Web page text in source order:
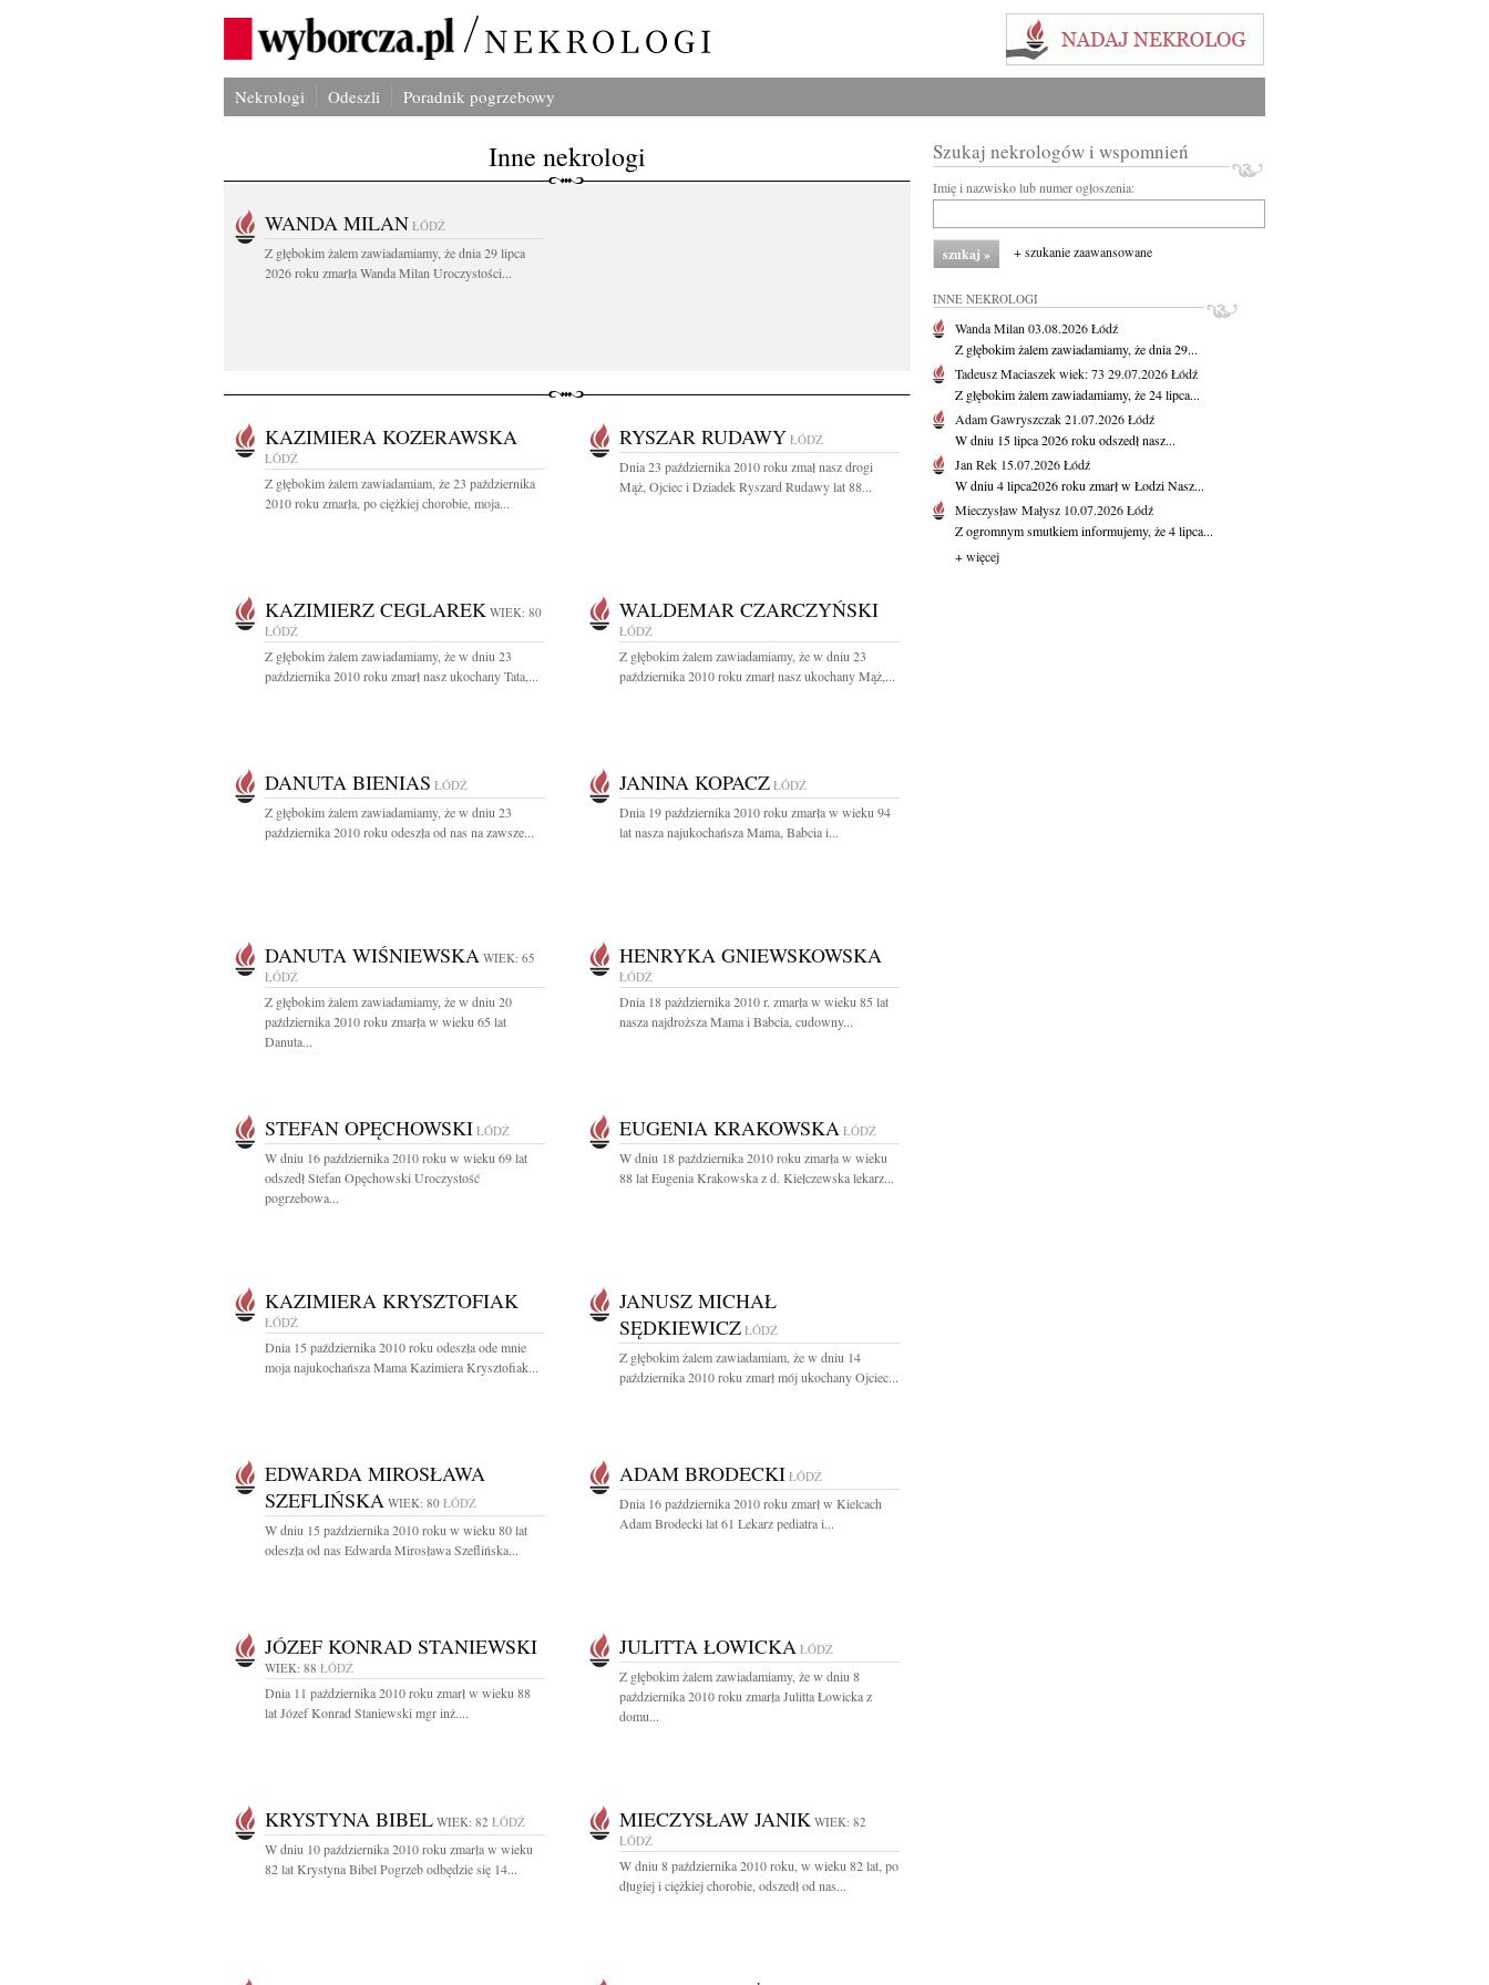
Nekrologi Odeszli Poradnik pogrzebowy
Inne nekrologi
WANDA MILAN ŁÓDŹ
Z głębokim żalem zawiadamiamy, że dnia 29 lipca
2026 roku zmarła Wanda Milan Uroczystości...
KAZIMIERA KOZERAWSKA
ŁÓDŹ
Z głębokim żalem zawiadamiam, że 23 października
2010 roku zmarła, po ciężkiej chorobie, moja...
RYSZAR RUDAWY ŁÓDŹ
Dnia 23 października 2010 roku zmał nasz drogi
Mąż, Ojciec i Dziadek Ryszard Rudawy lat 88...
KAZIMIERZ CEGLAREK WIEK: 80
ŁÓDŹ
Z głębokim żalem zawiadamiamy, że w dniu 23
października 2010 roku zmarł nasz ukochany Tata,...
WALDEMAR CZARCZYŃSKI
ŁÓDŹ
Z głębokim żalem zawiadamiamy, że w dniu 23
października 2010 roku zmarł nasz ukochany Mąż,...
DANUTA BIENIAS ŁÓDŹ
Z głębokim żalem zawiadamiamy, że w dniu 23
października 2010 roku odeszła od nas na zawsze...
JANINA KOPACZ ŁÓDŹ
Dnia 19 października 2010 roku zmarła w wieku 94
lat nasza najukochańsza Mama, Babcia i...
DANUTA WIŚNIEWSKA WIEK: 65
ŁÓDŹ
Z głębokim żalem zawiadamiamy, że w dniu 20
października 2010 roku zmarła w wieku 65 lat
Danuta...
HENRYKA GNIEWSKOWSKA
ŁÓDŹ
Dnia 18 pażdziernika 2010 r. zmarła w wieku 85 lat
nasza najdroższa Mama i Babcia, cudowny...
STEFAN OPĘCHOWSKI ŁÓDŹ
W dniu 16 października 2010 roku w wieku 69 lat
odszedł Stefan Opęchowski Uroczystość
pogrzebowa...
EUGENIA KRAKOWSKA ŁÓDŹ
W dniu 18 października 2010 roku zmarła w wieku
88 lat Eugenia Krakowska z d. Kiełczewska lekarz...
KAZIMIERA KRYSZTOFIAK
ŁÓDŹ
Dnia 15 października 2010 roku odeszła ode mnie
moja najukochańsza Mama Kazimiera Krysztofiak...
JANUSZ MICHAŁ
SĘDKIEWICZ ŁÓDŹ
Z głębokim żalem zawiadamiam, że w dniu 14
października 2010 roku zmarł mój ukochany Ojciec...
EDWARDA MIROSŁAWA
SZEFLIŃSKA WIEK: 80 ŁÓDŹ
W dniu 15 października 2010 roku w wieku 80 lat
odeszła od nas Edwarda Mirosława Szeflińska...
ADAM BRODECKI ŁÓDŹ
Dnia 16 października 2010 roku zmarł w Kielcach
Adam Brodecki lat 61 Lekarz pediatra i...
JÓZEF KONRAD STANIEWSKI
WIEK: 88 ŁÓDŹ
Dnia 11 października 2010 roku zmarł w wieku 88
lat Józef Konrad Staniewski mgr inż....
JULITTA ŁOWICKA ŁÓDŹ
Z głębokim żalem zawiadamiamy, że w dniu 8
października 2010 roku zmarła Julitta Łowicka z
domu...
KRYSTYNA BIBEL WIEK: 82 ŁÓDŹ
W dniu 10 października 2010 roku zmarła w wieku
82 lat Krystyna Bibel Pogrzeb odbędzie się 14...
MIECZYSŁAW JANIK WIEK: 82
ŁÓDŹ
W dniu 8 października 2010 roku, w wieku 82 lat, po
długiej i ciężkiej chorobie, odszedł od nas...
Szukaj nekrologów i wspomnień
Imię i nazwisko lub numer ogłoszenia:
+ szukanie zaawansowane
INNE NEKROLOGI
Wanda Milan 03.08.2026Łódź
Z głębokim żalem zawiadamiamy, że dnia 29...
Tadeusz Maciaszekwiek: 73 29.07.2026Łódź
Z głębokim żalem zawiadamiamy, że 24 lipca...
Adam Gawryszczak21.07.2026Łódź
W dniu 15 lipca 2026 roku odszedł nasz...
Jan Rek 15.07.2026Łódź
W dniu 4 lipca2026 roku zmarł w Łodzi Nasz...
Mieczysław Małysz 10.07.2026Łódź
Z ogromnym smutkiem informujemy, że 4 lipca...
+ więcej